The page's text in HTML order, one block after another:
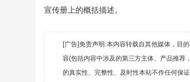
宣传册上的概括描述。
[广告]免责声明:本内容转载自其他媒体，目
容(包括内容中涉及的第三方主体、产品推荐
的真实性、完整性、及时性本站不作任何保